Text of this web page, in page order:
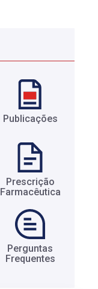
Publicações
Prescrição
Farmacêutica​
Perguntas
Frequentes​